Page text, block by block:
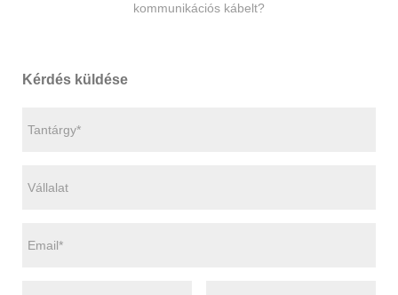
kommunikációs kábelt?
Kérdés küldése